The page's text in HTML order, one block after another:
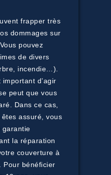
frapper très
dommages sur
pouvez
de divers
incendie…).
d’agir
peut que vous
Dans ce cas,
assuré, vous
garantie
la réparation
couverture à
Pour bénéficier